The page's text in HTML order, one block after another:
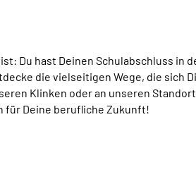
ist: Du hast Deinen Schulabschluss in
die vielseitigen Wege, die sich
Klinken oder an unseren
für Deine berufliche Zukunft!